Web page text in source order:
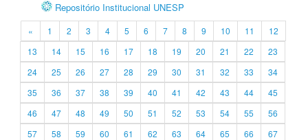
Repositório Institucional UNESP
« 1 2 3 4 5 6 7 8 9 10 11
12
13
14 15 16 17 18 19 20 21 22
23
24
25 26 27 28 29 30 31 32 33
34
35
36 37 38 39 40 41 42 43 44
45
46
47 48 49 50 51 52 53 54 55
56
57
58 59 60 61 62 63 64 65 66
67